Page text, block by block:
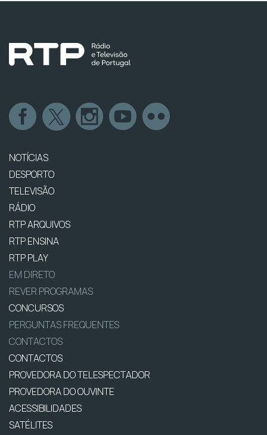
NOTÍCIAS
DESPORTO
TELEVISÃO
RÁDIO
RTP ARQUIVOS
RTP ENSINA
RTP PLAY
EM DIRETO
REVER PROGRAMAS
CONCURSOS
PERGUNTAS FREQUENTES
CONTACTOS
CONTACTOS
PROVEDORA DO TELESPECTADOR
PROVEDORA DO OUVINTE
ACESSIBILIDADES
SATÉLITES